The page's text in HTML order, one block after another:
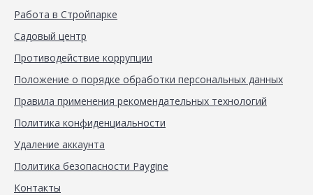
Работа в Стройпарке
Садовый центр
Противодействие коррупции
Положение о порядке обработки персональных данных
Правила применения рекомендательных технологий
Политика конфиденциальности
Удаление аккаунта
Политика безопасности Paygine
Контакты